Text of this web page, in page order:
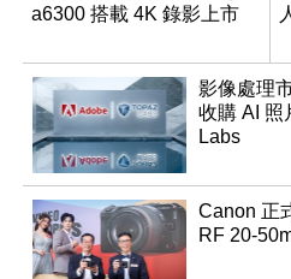
a6300 搭載 4K 錄影上市
影像處理
收購 AI 照
Labs
Canon 正
RF 20-